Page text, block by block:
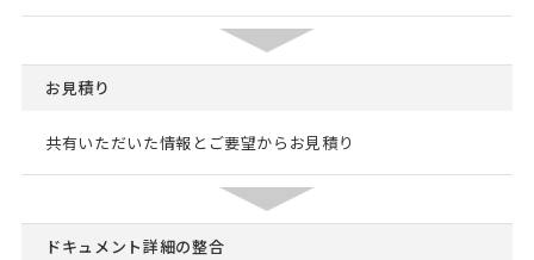
お見積り
共有いただいた情報とご要望からお見積り
ドキュメント詳細の整合